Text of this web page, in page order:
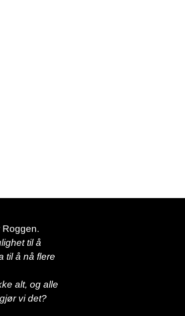
Roggen.
til å
til å nå flere
alt, og alle
vi det?